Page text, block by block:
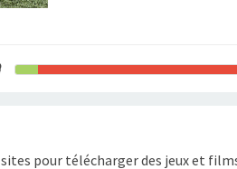
pour télécharger des jeux et